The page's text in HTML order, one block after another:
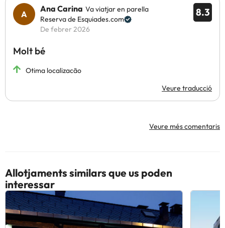
places de pàrquing cobert i guardaesquís.
Alguns dels serveis detallats poden ser de pagament. Podeu
informació d'aquesta fitxa està subjecta a canvis per part de
8.3
Ana Carina Va viatjar en parella
Reserva de Esquiades.com
De febrer 2026
Molt bé
Otima localizacão
Veure traducció
Veure més comentaris
Allotjaments similars que us poden
interessar